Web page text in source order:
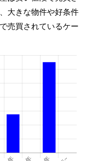
大きな物件や好条件
売買されているケー